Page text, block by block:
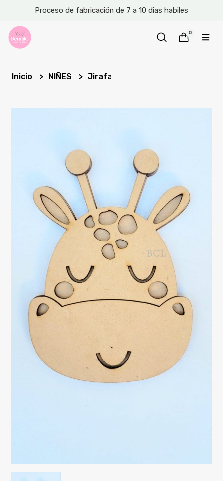
Proceso de fabricación de 7 a 10 dias habiles
0
Inicio NIÑES Jirafa